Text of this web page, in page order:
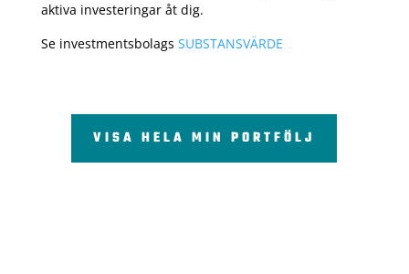
aktiva investeringar åt dig.
Se investmentsbolags SUBSTANSVÄRDE
VISA HELA MIN PORTFÖLJ